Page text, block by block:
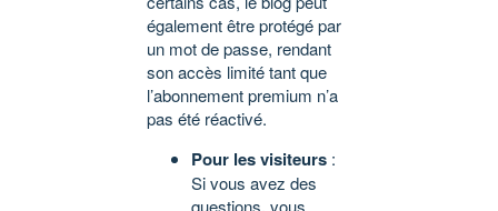
également être protégé par
un mot de passe, rendant
son accès limité tant que
l’abonnement premium n’a
pas été réactivé.
Pour les visiteurs :
Si vous avez des
questions, vous